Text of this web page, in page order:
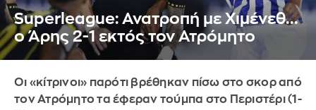
Superleague: Ανατροπή με Χιμένεθ...
ο Άρης 2-1 εκτός τον Ατρόμητο
Οι «κίτρινοι» παρότι βρέθηκαν πίσω στο σκορ από
τον Ατρόμητο τα έφεραν τούμπα στο Περιστέρι (1-